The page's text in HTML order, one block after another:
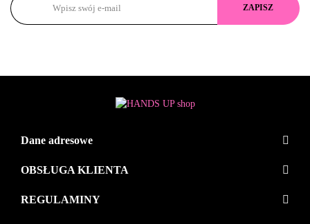
Dane adresowe
OBSŁUGA KLIENTA
REGULAMINY